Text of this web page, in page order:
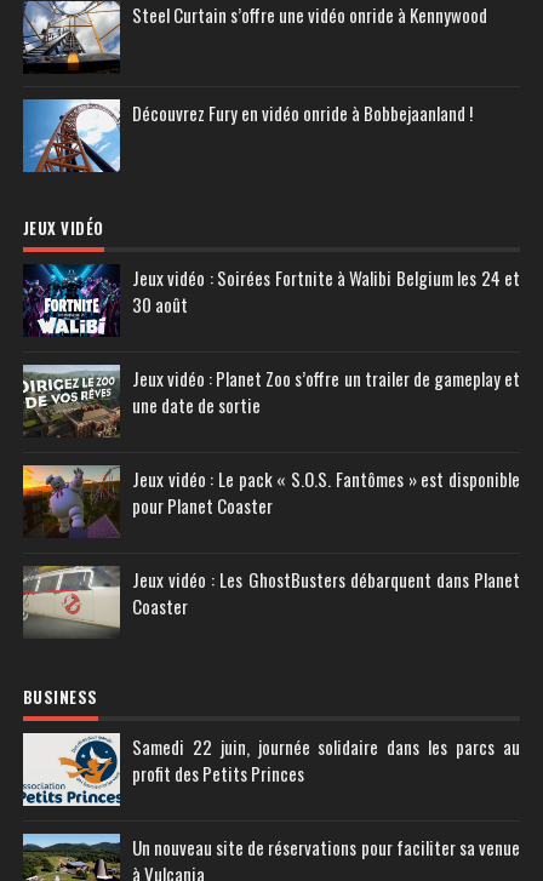
Steel Curtain s’offre une vidéo onride à Kennywood
Découvrez Fury en vidéo onride à Bobbejaanland !
JEUX VIDÉO
Jeux vidéo : Soirées Fortnite à Walibi Belgium les 24 et
30 août
Jeux vidéo : Planet Zoo s’offre un trailer de gameplay et
une date de sortie
Jeux vidéo : Le pack « S.O.S. Fantômes » est disponible
pour Planet Coaster
Jeux vidéo : Les GhostBusters débarquent dans Planet
Coaster
BUSINESS
Samedi 22 juin, journée solidaire dans les parcs au
profit des Petits Princes
Un nouveau site de réservations pour faciliter sa venue
à Vulcania